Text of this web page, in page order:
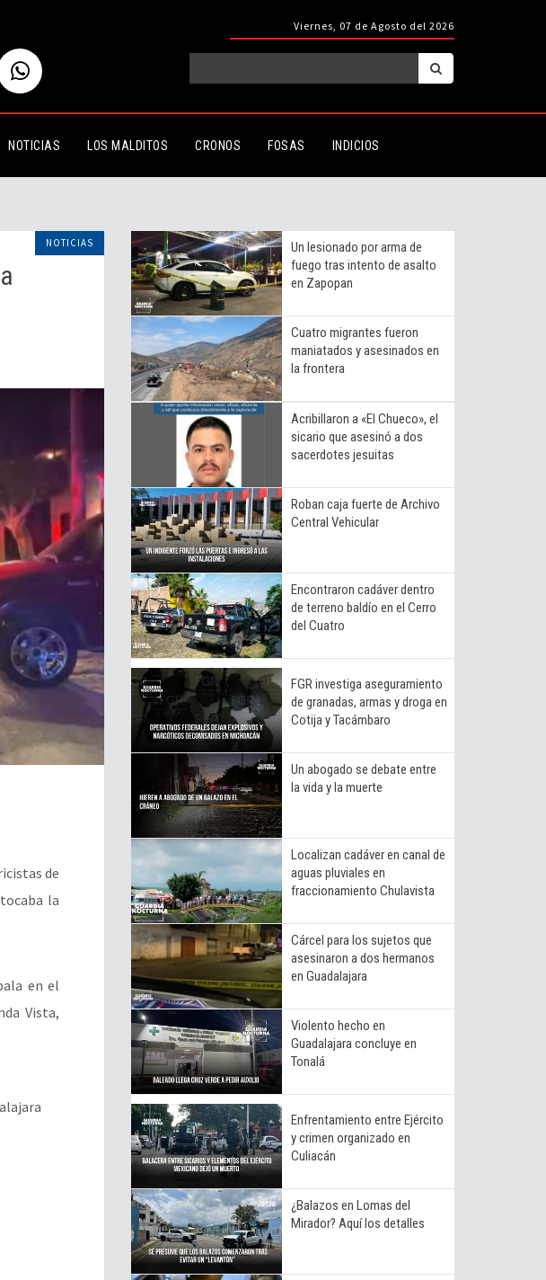
Viernes, 07 de Agosto del 2026
NOTICIAS LOS MALDITOS CRONOS FOSAS INDICIOS
NOTICIAS
de
la
en el
Vista,
Un lesionado por arma de
fuego tras intento de asalto
en Zapopan
Cuatro migrantes fueron
maniatados y asesinados en
la frontera
Acribillaron a «El Chueco», el
sicario que asesinó a dos
sacerdotes jesuitas
Roban caja fuerte de Archivo
Central Vehicular
Encontraron cadáver dentro
de terreno baldío en el Cerro
del Cuatro
FGR investiga aseguramiento
de granadas, armas y droga en
Cotija y Tacámbaro
Un abogado se debate entre
la vida y la muerte
Localizan cadáver en canal de
aguas pluviales en
fraccionamiento Chulavista
Cárcel para los sujetos que
asesinaron a dos hermanos
en Guadalajara
Violento hecho en
Guadalajara concluye en
Tonalá
Enfrentamiento entre Ejército
y crimen organizado en
Culiacán
¿Balazos en Lomas del
Mirador? Aquí los detalles